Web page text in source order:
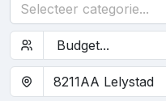
Selecteer categorie...